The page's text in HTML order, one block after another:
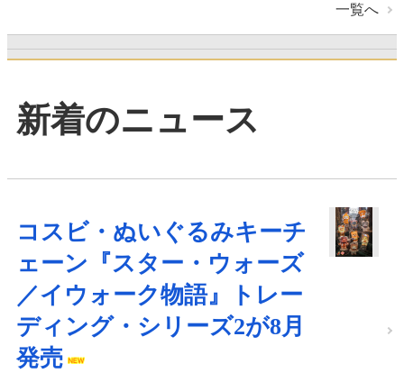
一覧へ
新着のニュース
コスビ・ぬいぐるみキーチ
ェーン『スター・ウォーズ
／イウォーク物語』トレー
ディング・シリーズ2が8月
発売